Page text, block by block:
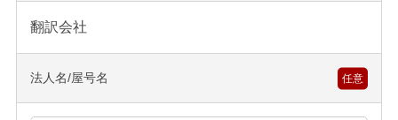
翻訳会社
法人名/屋号名 任意